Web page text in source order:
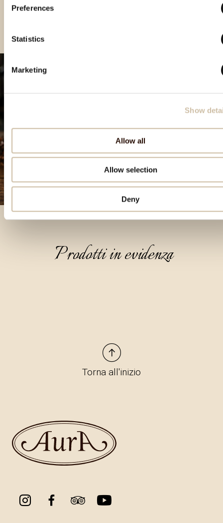
Preferences
Statistics
Marketing
Show
Allow all
Allow selection
Deny
Smotra istarskih rakija Hum 2023 -
Prodotti in evidenza
Torna all'inizio